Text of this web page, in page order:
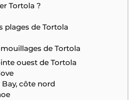
Tortola ?
plages de Tortola
de Tortola
ouest de Tortola
côte nord